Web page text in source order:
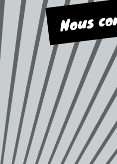
Nous